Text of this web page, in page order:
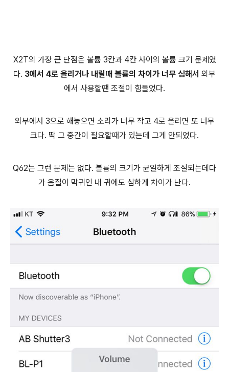
X2T의 가장 큰 단점은 볼륨 3칸과 4칸 사이의 볼륨 크기 문제였
다. 3에서 4로 올리거나 내릴때 볼륨의 차이가 너무 심해서 외부
에서 사용할땐 조절이 힘들었다.
외부에서 3으로 해놓으면 소리가 너무 작고 4로 올리면 또 너무
크다. 딱 그 중간이 필요할때가 있는데 그게 안되었다.
Q62는 그런 문제는 없다. 볼륨의 크기가 균일하게 조절되는데다
가 음질이 막귀인 내 귀에도 심하게 차이가 난다.